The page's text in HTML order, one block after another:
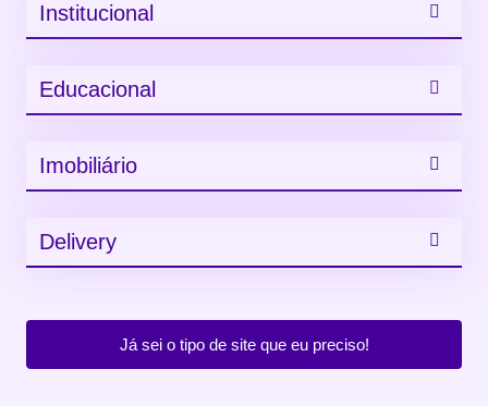
Institucional
Educacional
Imobiliário
Delivery
Já sei o tipo de site que eu preciso!